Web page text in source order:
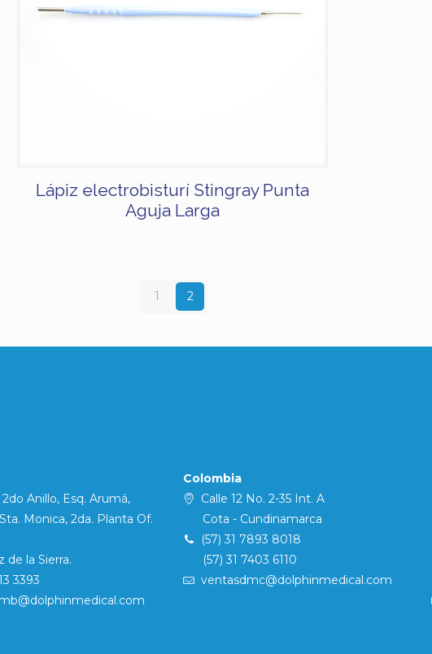
Lápiz electrobisturí Stingray Punta
Aguja Larga
1 2
2do Anillo, Esq. Arumá,
Monica, 2da. Planta Of.
la Sierra.
3393
Colombia
Calle 12 No. 2-35 Int. A
Cota - Cundinamarca
(57) 31 7893 8018
(57) 31 7403 6110
ventasdmc@dolphinmedical.com